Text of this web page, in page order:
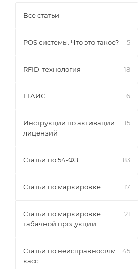
Все статьи
POS системы. Что это такое? 5
RFID-технология 18
ЕГАИС 6
Инструкции по активации
лицензий
15
Статьи по 54-ФЗ 83
Статьи по маркировке 17
Статьи по маркировке
табачной продукции
21
Статьи по неисправностям
касс
45